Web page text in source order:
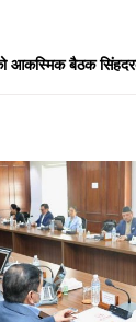
आकस्मिक बैठक